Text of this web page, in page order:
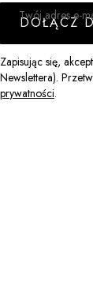
Twój adres e-
DOŁĄCZ
Zapisując się,
Newslettera).
prywatności.